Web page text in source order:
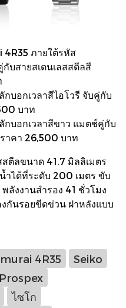
4R35 ภายใต้รหัส
บสายสเตนเลสสตีลสี
บอกเวลาสีไอโวรี จับคู่กับ
บาท
กบอกเวลาสีขาว แมตช์คู่กับ
าคา 26,500 บาท
ตีลขนาด 41.7 มิลลิเมตร
ำได้ที่ระดับ 200 เมตร ขับ
ลังงานสำรอง 41 ชั่วโมง
กันรอยขีดข่วน ฝาหลังแบบ
4R35
Seiko
ไซโก